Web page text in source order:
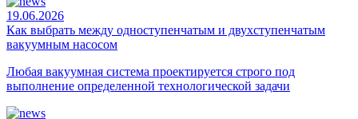
19.06.2026
Как выбрать между одноступенчатым и двухступенчатым
вакуумным насосом
Любая вакуумная система проектируется строго под
выполнение определенной технологической задачи